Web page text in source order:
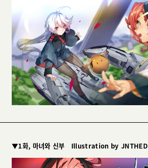
▼1화, 마녀와 신부 Illustration by JNTHED